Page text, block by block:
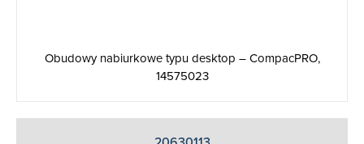
Obudowy nabiurkowe typu desktop – CompacPRO,
14575023